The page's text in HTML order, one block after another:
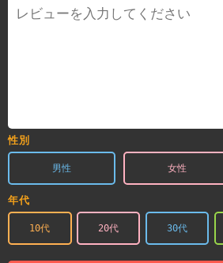
性別
男性 女性
年代
10代 20代 30代